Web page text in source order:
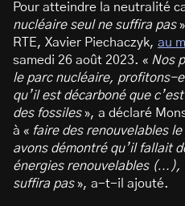
Pour atteindre la neutralité
nucléaire seul ne suffira pas
RTE, Xavier Piechaczyk, au
samedi 26 août 2023. « Nos
le parc nucléaire, profitons-
qu’il est décarboné que
des fossiles», a déclaré
à « faire des renouvelables
avons démontré qu’il fallait
énergies renouvelables (…),
suffira pas», a-t-il ajouté.